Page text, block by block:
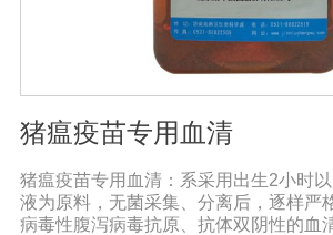
猪瘟疫苗专用血清
猪瘟疫苗专用血清：系采用出生2小时
液为原料，无菌采集、分离后，逐样严
病毒性腹泻病毒抗原、抗体双阴性的血